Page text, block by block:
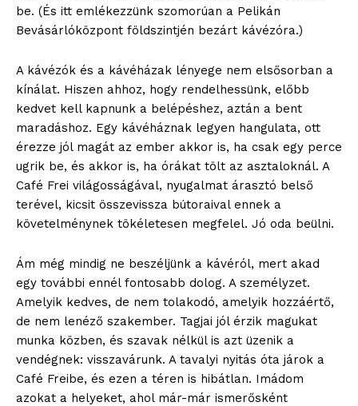
be. (És itt emlékezzünk szomorúan a Pelikán
Bevásárlóközpont földszintjén bezárt kávézóra.)
A kávézók és a kávéházak lényege nem elsősorban a
kínálat. Hiszen ahhoz, hogy rendelhessünk, előbb
kedvet kell kapnunk a belépéshez, aztán a bent
maradáshoz. Egy kávéháznak legyen hangulata, ott
érezze jól magát az ember akkor is, ha csak egy perce
ugrik be, és akkor is, ha órákat tölt az asztaloknál. A
Café Frei világosságával, nyugalmat árasztó belső
terével, kicsit összevissza bútoraival ennek a
követelménynek tökéletesen megfelel. Jó oda beülni.
Ám még mindig ne beszéljünk a kávéról, mert akad
egy további ennél fontosabb dolog. A személyzet.
Amelyik kedves, de nem tolakodó, amelyik hozzáértő,
de nem lenéző szakember. Tagjai jól érzik magukat
munka közben, és szavak nélkül is azt üzenik a
vendégnek: visszavárunk. A tavalyi nyitás óta járok a
Café Freibe, és ezen a téren is hibátlan. Imádom
azokat a helyeket, ahol már-már ismerősként